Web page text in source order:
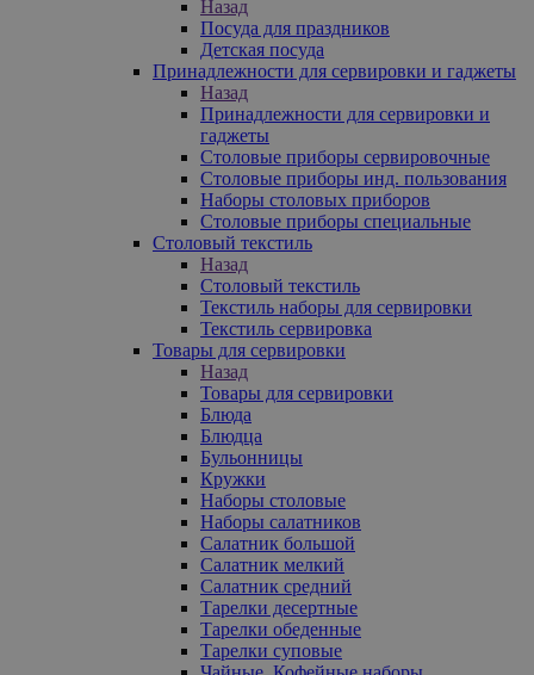
Назад
Посуда для праздников
Детская посуда
Принадлежности для сервировки и гаджеты
Назад
Принадлежности для сервировки и
гаджеты
Столовые приборы сервировочные
Столовые приборы инд. пользования
Наборы столовых приборов
Столовые приборы специальные
Столовый текстиль
Назад
Столовый текстиль
Текстиль наборы для сервировки
Текстиль сервировка
Товары для сервировки
Назад
Товары для сервировки
Блюда
Блюдца
Бульонницы
Кружки
Наборы столовые
Наборы салатников
Салатник большой
Салатник мелкий
Салатник средний
Тарелки десертные
Тарелки обеденные
Тарелки суповые